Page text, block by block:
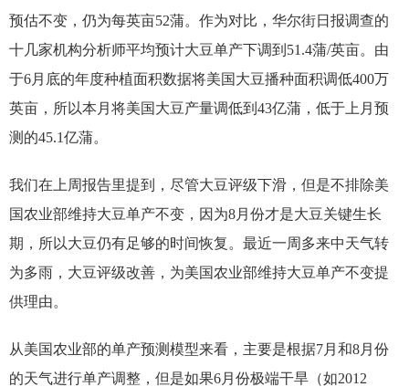
预估不变，仍为每英亩52蒲。作为对比，华尔街日报调查的
十几家机构分析师平均预计大豆单产下调到51.4蒲/英亩。由
于6月底的年度种植面积数据将美国大豆播种面积调低400万
英亩，所以本月将美国大豆产量调低到43亿蒲，低于上月预
测的45.1亿蒲。
我们在上周报告里提到，尽管大豆评级下滑，但是不排除美
国农业部维持大豆单产不变，因为8月份才是大豆关键生长
期，所以大豆仍有足够的时间恢复。最近一周多来中天气转
为多雨，大豆评级改善，为美国农业部维持大豆单产不变提
供理由。
从美国农业部的单产预测模型来看，主要是根据7月和8月份
的天气进行单产调整，但是如果6月份极端干旱（如2012